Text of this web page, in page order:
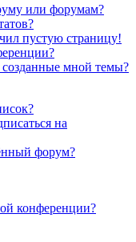
или форумам?
пустую страницу!
мной темы?
на
форум?
конференции?